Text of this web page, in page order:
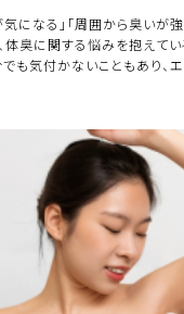
になる」「周囲から臭いが
体臭に関する悩みを抱えて
も気付かないこともあり、エ